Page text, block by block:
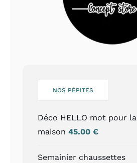
NOS PÉPITES
Déco HELLO mot pour la
maison 45.00€
Semainier chaussettes